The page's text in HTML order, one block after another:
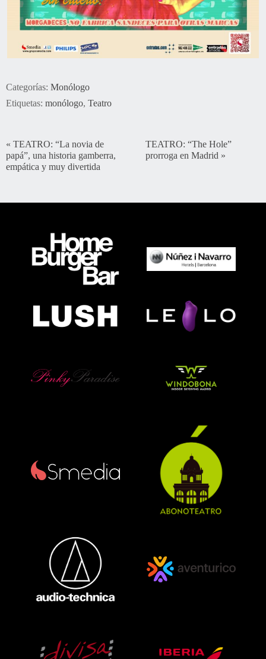
Categorías: Monólogo
Etiquetas: monólogo, Teatro
« TEATRO: “La novia de
papá”, una historia gamberra,
empática y muy divertida
TEATRO: “The Hole”
prorroga en Madrid »